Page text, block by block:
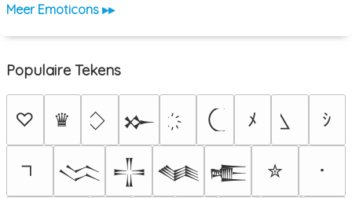
Meer Emoticons ▸▸
Populaire Tekens
♡ ♛ 𒁍 ﾒ ｼ
𒈱 𒋲 𒈝 𒍫 ✮ ･